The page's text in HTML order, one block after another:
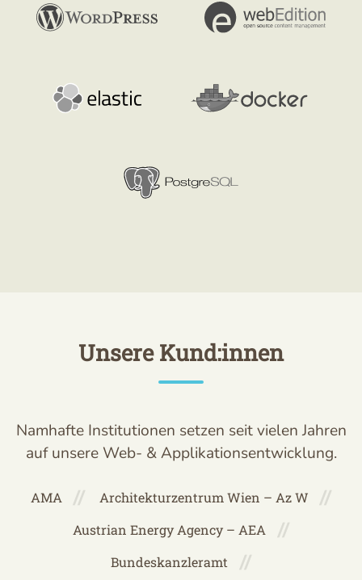
Unsere Kund:innen
Namhafte Institutionen setzen seit vielen Jahren
auf unsere Web- & Applikationsentwicklung.
AMA
Architekturzentrum Wien – Az W
Austrian Energy Agency – AEA
Bundeskanzleramt